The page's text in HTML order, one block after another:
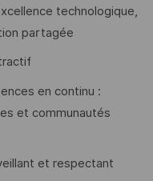
technologique,
partagée
en continu :
et communautés
et respectant